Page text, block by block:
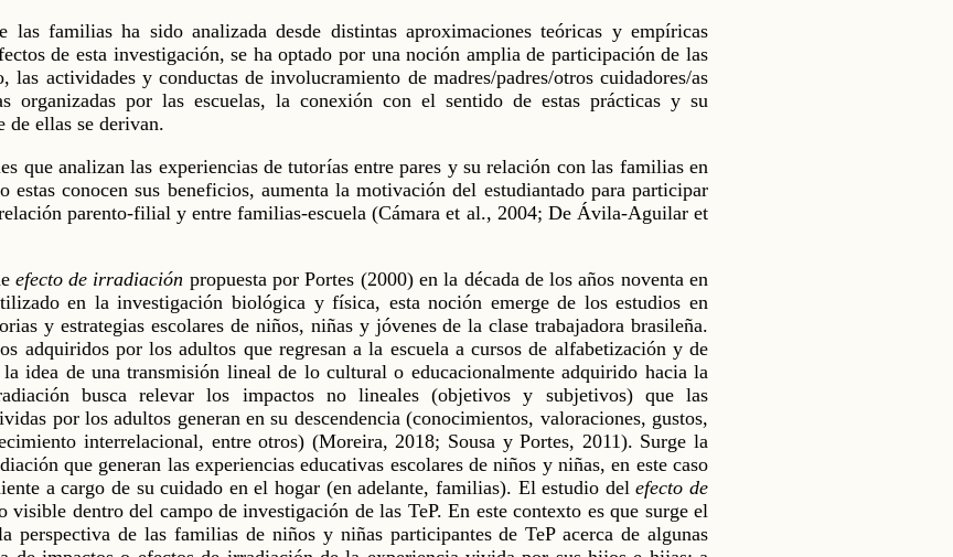
las familias ha sido analizada desde distintas aproximaciones teóricas y empíricas
de esta investigación, se ha optado por una noción amplia de participación de las
actividades y conductas de involucramiento de madres/padres/otros cuidadores/as
organizadas por las escuelas, la conexión con el sentido de estas prácticas y su
de ellas se derivan.
que analizan las experiencias de tutorías entre pares y su relación con las familias en
estas conocen sus beneficios, aumenta la motivación del estudiantado para participar
parento-filial y entre familias-escuela (Cámara et al., 2004; De Ávila-Aguilar et
efecto de irradiación propuesta por Portes (2000) en la década de los años noventa en
en la investigación biológica y física, esta noción emerge de los estudios en
y estrategias escolares de niños, niñas y jóvenes de la clase trabajadora brasileña.
adquiridos por los adultos que regresan a la escuela a cursos de alfabetización y de
idea de una transmisión lineal de lo cultural o educacionalmente adquirido hacia la
busca relevar los impactos no lineales (objetivos y subjetivos) que las
por los adultos generan en su descendencia (conocimientos, valoraciones, gustos,
interrelacional, entre otros) (Moreira, 2018; Sousa y Portes, 2011). Surge la
que generan las experiencias educativas escolares de niños y niñas, en este caso
a cargo de su cuidado en el hogar (en adelante, familias). El estudio delefecto de
visible dentro del campo de investigación de las TeP. En este contexto es que surge el
perspectiva de las familias de niños y niñas participantes de TeP acerca de algunas